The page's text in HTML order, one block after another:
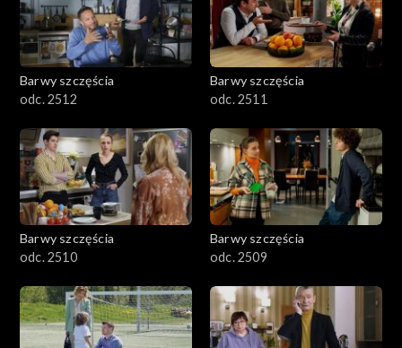
Barwy szczęścia
odc. 2512
Barwy szczęścia
odc. 2511
Barwy szczęścia
odc. 2510
Barwy szczęścia
odc. 2509